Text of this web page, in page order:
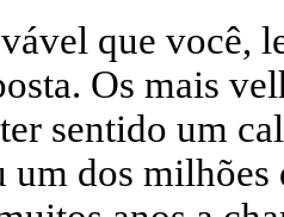
que você,
Os mais
sentido um
um dos milhões